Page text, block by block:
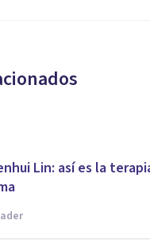
Lin: así es la